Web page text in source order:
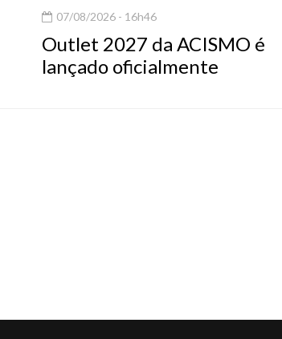
07/08/2026 - 16h46
Outlet 2027 da ACISMO é
lançado oficialmente